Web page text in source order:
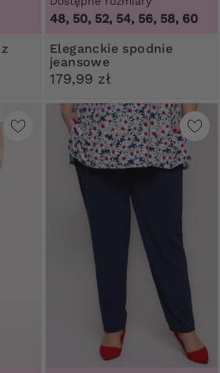
48, 50, 52, 54, 56, 58, 60
Eleganckie spodnie
jeansowe
179,99 zł